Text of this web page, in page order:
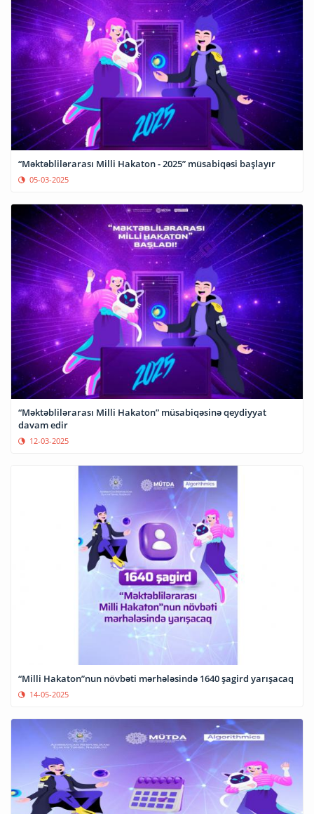
“Məktəblilərarası Milli Hakaton - 2025” müsabiqəsi başlayır
05-03-2025
“Məktəblilərarası Milli Hakaton” müsabiqəsinə qeydiyyat
davam edir
12-03-2025
“Milli Hakaton”nun növbəti mərhələsində 1640 şagird yarışacaq
14-05-2025